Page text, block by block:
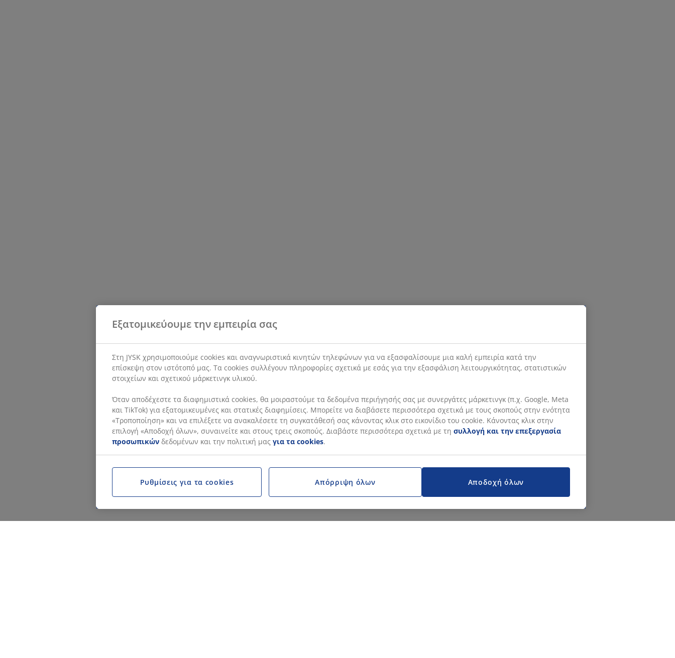
Εξατομικεύουμε την εμπειρία σας
Στη JYSK χρησιμοποιούμε cookies και αναγνωριστικά κινητών τηλεφώνων για να εξασφαλίσουμε μια καλή εμπειρία κατά την
επίσκεψη στον ιστότοπό μας. Τα cookies συλλέγουν πληροφορίες σχετικά με εσάς για την εξασφάλιση λειτουργικότητας, στατιστικών
στοιχείων και σχετικού μάρκετινγκ υλικού.
Όταν αποδέχεστε τα διαφημιστικά cookies, θα μοιραστούμε τα δεδομένα περιήγησής σας με συνεργάτες μάρκετινγκ (π.χ. Google, Meta
και TikTok) για εξατομικευμένες και στατικές διαφημίσεις. Μπορείτε να διαβάσετε περισσότερα σχετικά με τους σκοπούς στην ενότητα
«Τροποποίηση» και να επιλέξετε να ανακαλέσετε τη συγκατάθεσή σας κάνοντας κλικ στο εικονίδιο του cookie. Κάνοντας κλικ στην
επιλογή «Αποδοχή όλων», συναινείτε και στους τρεις σκοπούς. Διαβάστε περισσότερα σχετικά με τη συλλογή και την επεξεργασία
προσωπικών δεδομένων και την πολιτική μας για τα cookies.
Αποδοχή όλων
Ρυθμίσεις για τα cookies Απόρριψη όλων